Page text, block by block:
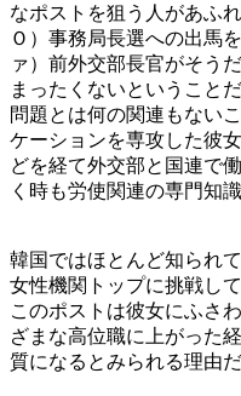
なポストを狙う人があふ
Ｏ）事務局長選への出馬
ァ）前外交部長官がそう
まったくないということ
問題とは何の関連もない
ケーションを専攻した彼
どを経て外交部と国連で
く時も労使関連の専門知
韓国ではほとんど知られ
女性機関トップに挑戦し
このポストは彼女にふさ
ざまな高位職に上がった
質になるとみられる理由だ